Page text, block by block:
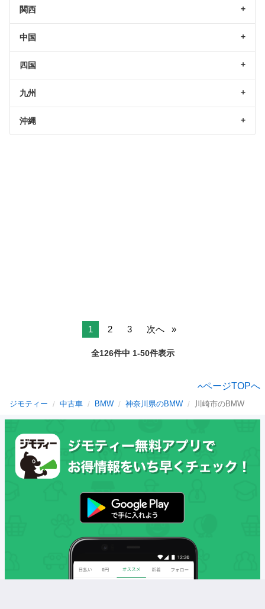
関西
中国
四国
九州
沖縄
1 2 3 次へ
全126件中 1-50件表示
ページTOPへ
ジモティー 中古車 BMW 神奈川県のBMW 川崎市のBMW